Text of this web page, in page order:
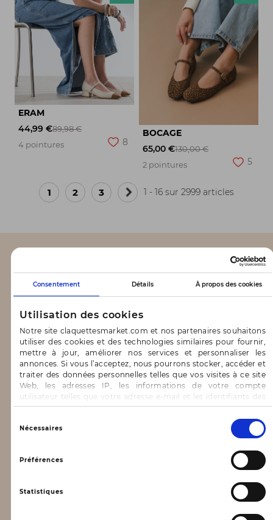
Consentement Détails À propos des cookies
Utilisation des cookies
Notre site claquettesmarket.com et nos partenaires souhaitons
utiliser des cookies et des technologies similaires pour fournir,
mettre à jour, améliorer nos services et personnaliser les
annonces. Si vous l’acceptez, nous pourrons stocker, accéder et
traiter des données personnelles telles que vos visites à ce site
Web, les adresses IP, les informations de votre compte
utilisateur telles que votre adresse e-mail et les identifiants des
cookies.
Vous avez le choix d’« Accepter » pour consentir à ces
utilisations, de « Refuser » pour vous y opposer ou
de sélectionner vos préférences concernant chaque catégorie
de cookie en cliquant sur « Valider la sélection » pour valider vos
options. Vous pouvez à tout moment modifier vos préférences
Nécessaires
Préférences
Statistiques
ERAM
44,99 €89,98 €
4 pointures
8
BOCAGE
65,00 €130,00 €
2 pointures
5
1 2 3
Page
1 - 16 sur 2999 articles
CLAQUETTES MARKET
Blog
CONTACT & AIDE
FAQ
Nous contacter
INFORMATIONS
Mentions légales
Données personnelles, vie privée